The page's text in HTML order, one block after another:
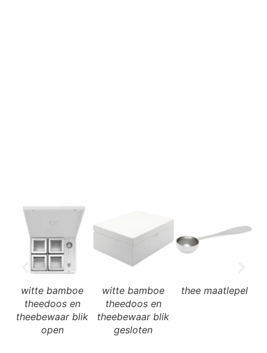
witte bamboe
theedoos en
theebewaar blik
open
witte bamboe
theedoos en
theebewaar blik
gesloten
thee maatlepel